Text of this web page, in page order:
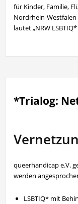
für Kinder, Familie,
Nordrhein-Westfalen
lautet „NRW
*Trialog:
queerhandicap e.V.
werden
LSBTIQ* mit